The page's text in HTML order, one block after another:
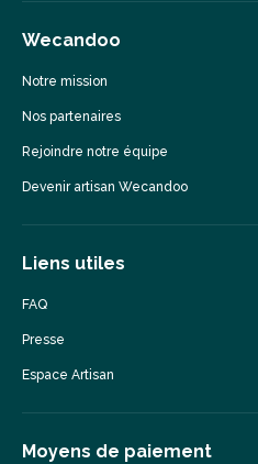
Wecandoo
Notre mission
Nos partenaires
Rejoindre notre équipe
Devenir artisan Wecandoo
Liens utiles
FAQ
Presse
Espace Artisan
Moyens de paiement